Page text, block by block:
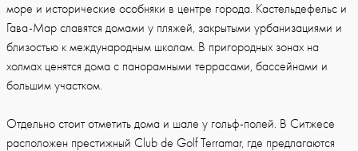
море и исторические особняки в центре города. Кастельдефельс и
Гава-Мар славятся домами у пляжей, закрытыми урбанизациями и
близостью к международным школам. В пригородных зонах на
холмах ценятся дома с панорамными террасами, бассейнами и
большим участком.
Отдельно стоит отметить дома и шале у гольф-полей. В Ситжесе
расположен престижный Club de Golf Terramar, где предлагаются